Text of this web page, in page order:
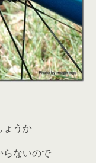
ょうか
らないので